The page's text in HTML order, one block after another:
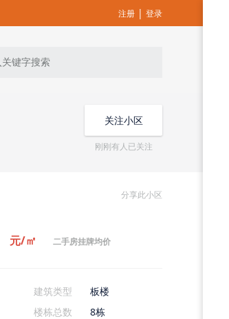
注册 | 登录
关注小区
刚刚有人已关注
分享此小区
元/㎡ 二手房挂牌均价
建筑类型
板楼
楼栋总数
8栋